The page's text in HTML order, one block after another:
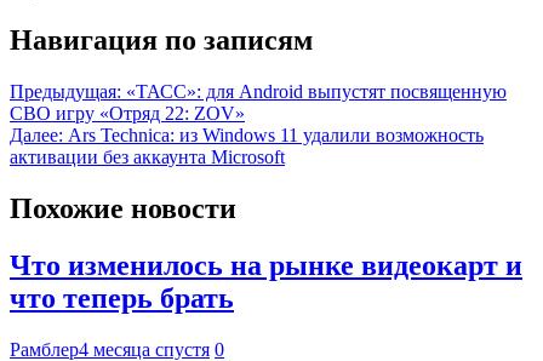
Навигация по записям
Предыдущая: «ТАСС»: для Android выпустят посвященную
СВО игру «Отряд 22: ZOV»
Далее: Ars Technica: из Windows 11 удалили возможность
активации без аккаунта Microsoft
Похожие новости
Что изменилось на рынке видеокарт и
что теперь брать
Рамблер4 месяца спустя 0